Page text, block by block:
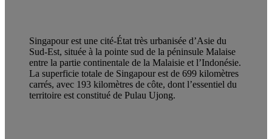
Singapour est une cité-État très urbanisée d’Asie du
Sud-Est, située à la pointe sud de la péninsule Malaise
entre la partie continentale de la Malaisie et l’Indonésie.
La superficie totale de Singapour est de 699 kilomètres
carrés, avec 193 kilomètres de côte, dont l’essentiel du
territoire est constitué de Pulau Ujong.